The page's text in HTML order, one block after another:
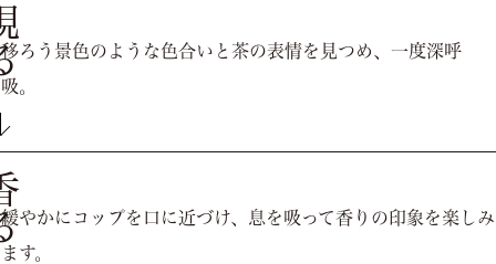
移ろう景色のような⾊合いと茶の表情を⾒つめ、⼀度深呼
吸。
緩やかにコップを⼝に近づけ、息を吸って⾹りの印象を楽しみ
ます。